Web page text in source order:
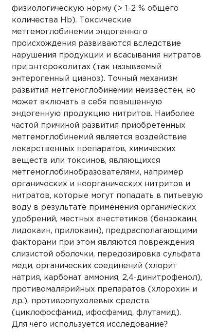
физиологическую норму (> 1-2 % общего
количества Hb). Токсические
метгемоглобинемии эндогенного
происхождения развиваются вследствие
нарушения продукции и всасывания нитратов
при энтероколитах (так называемый
энтерогенный цианоз). Точный механизм
развития метгемоглобинемии неизвестен, но
может включать в себя повышенную
эндогенную продукцию нитритов. Наиболее
частой причиной развития приобретенных
метгемоглобинемий является воздействие
лекарственных препаратов, химических
веществ или токсинов, являющихся
метгемоглобинобразователями, например
органических и неорганических нитритов и
нитратов, которые могут попадать в питьевую
воду в результате применения органических
удобрений, местных анестетиков (бензокаин,
лидокаин, прилокаин), предрасполагающими
факторами при этом являются повреждения
слизистой оболочки, передозировка сульфата
меди, органических соединений (хлорит
натрия, карбонат аммония, 2,4-динитрофенол),
противомалярийных препаратов (хлорохин и
др.), противоопухолевых средств
(циклофосфамид, ифосфамид, флутамид).
Для чего используется исследование?